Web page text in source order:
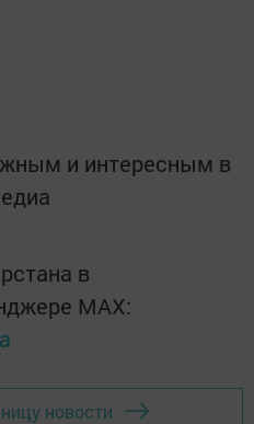
и интересным в
в
MАХ:
новости